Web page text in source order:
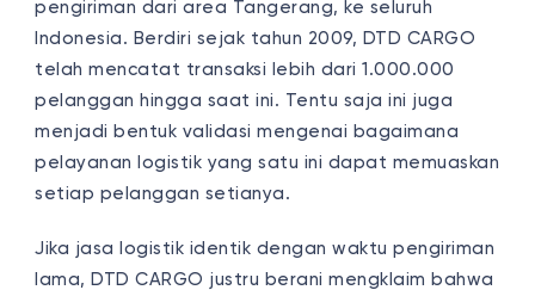
pengiriman dari area Tangerang, ke seluruh
Indonesia. Berdiri sejak tahun 2009, DTD CARGO
telah mencatat transaksi lebih dari 1.000.000
pelanggan hingga saat ini. Tentu saja ini juga
menjadi bentuk validasi mengenai bagaimana
pelayanan logistik yang satu ini dapat memuaskan
setiap pelanggan setianya.
Jika jasa logistik identik dengan waktu pengiriman
lama, DTD CARGO justru berani mengklaim bahwa